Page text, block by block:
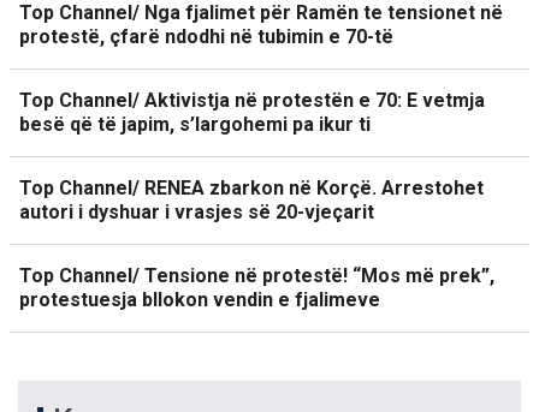
Top Channel/ Nga fjalimet për Ramën te tensionet në
protestë, çfarë ndodhi në tubimin e 70-të
Top Channel/ Aktivistja në protestën e 70: E vetmja
besë që të japim, s’largohemi pa ikur ti
Top Channel/ RENEA zbarkon në Korçë. Arrestohet
autori i dyshuar i vrasjes së 20-vjeçarit
Top Channel/ Tensione në protestë! “Mos më prek”,
protestuesja bllokon vendin e fjalimeve